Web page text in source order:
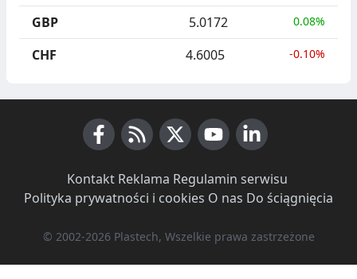
GBP 5.0172 0.08%
CHF 4.6005 -0.10%
Kontakt· Reklama Regulamin serwisu
Polityka prywatności i cookies O nas Do ściągnięcia
© 2002-2026 Plastech, Wszelkie prawa zastrzeżone